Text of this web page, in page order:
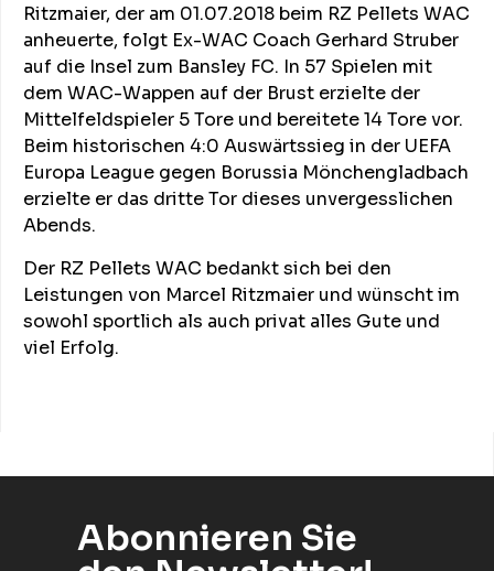
Ritzmaier, der am 01.07.2018 beim RZ Pellets WAC
anheuerte, folgt Ex-WAC Coach Gerhard Struber
auf die Insel zum Bansley FC. In 57 Spielen mit
dem WAC-Wappen auf der Brust erzielte der
Mittelfeldspieler 5 Tore und bereitete 14 Tore vor.
Beim historischen 4:0 Auswärtssieg in der UEFA
Europa League gegen Borussia Mönchengladbach
erzielte er das dritte Tor dieses unvergesslichen
Abends.
Der RZ Pellets WAC bedankt sich bei den
Leistungen von Marcel Ritzmaier und wünscht im
sowohl sportlich als auch privat alles Gute und
viel Erfolg.
Abonnieren Sie